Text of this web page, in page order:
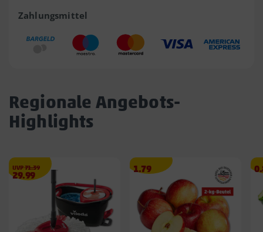
Zahlungsmittel
Regionale Angebots-
Highlights
UVP71.39€
Angebotspreis
29.99
29.99
Angebotspreis
1.79
1.79